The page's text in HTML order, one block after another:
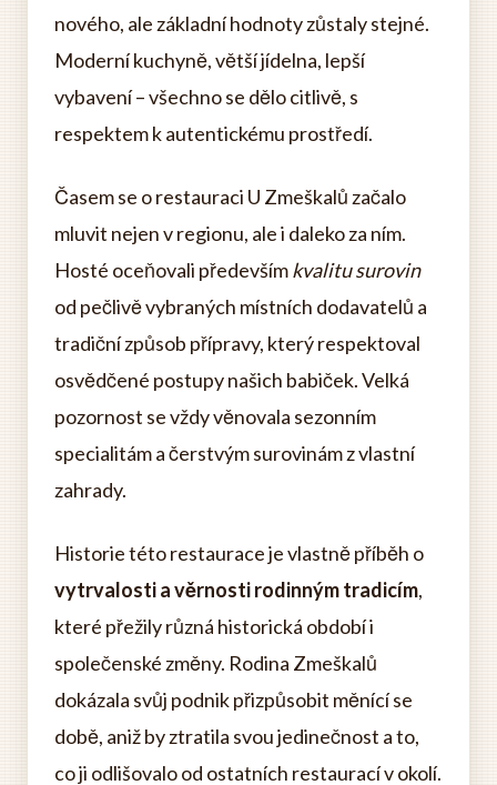
nového, ale základní hodnoty zůstaly stejné.
Moderní kuchyně, větší jídelna, lepší
vybavení – všechno se dělo citlivě, s
respektem k autentickému prostředí.
Časem se o restauraci U Zmeškalů začalo
mluvit nejen v regionu, ale i daleko za ním.
Hosté oceňovali předevšímkvalitu surovin
od pečlivě vybraných místních dodavatelů a
tradiční způsob přípravy, který respektoval
osvědčené postupy našich babiček. Velká
pozornost se vždy věnovala sezonním
specialitám a čerstvým surovinám z vlastní
zahrady.
Historie této restaurace je vlastně příběh o
vytrvalosti a věrnosti rodinným tradicím,
které přežily různá historická období i
společenské změny. Rodina Zmeškalů
dokázala svůj podnik přizpůsobit měnící se
době, aniž by ztratila svou jedinečnost a to,
co ji odlišovalo od ostatních restaurací v okolí.